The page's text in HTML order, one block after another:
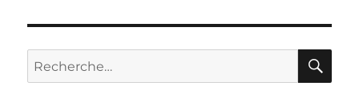
Recherche
pour :